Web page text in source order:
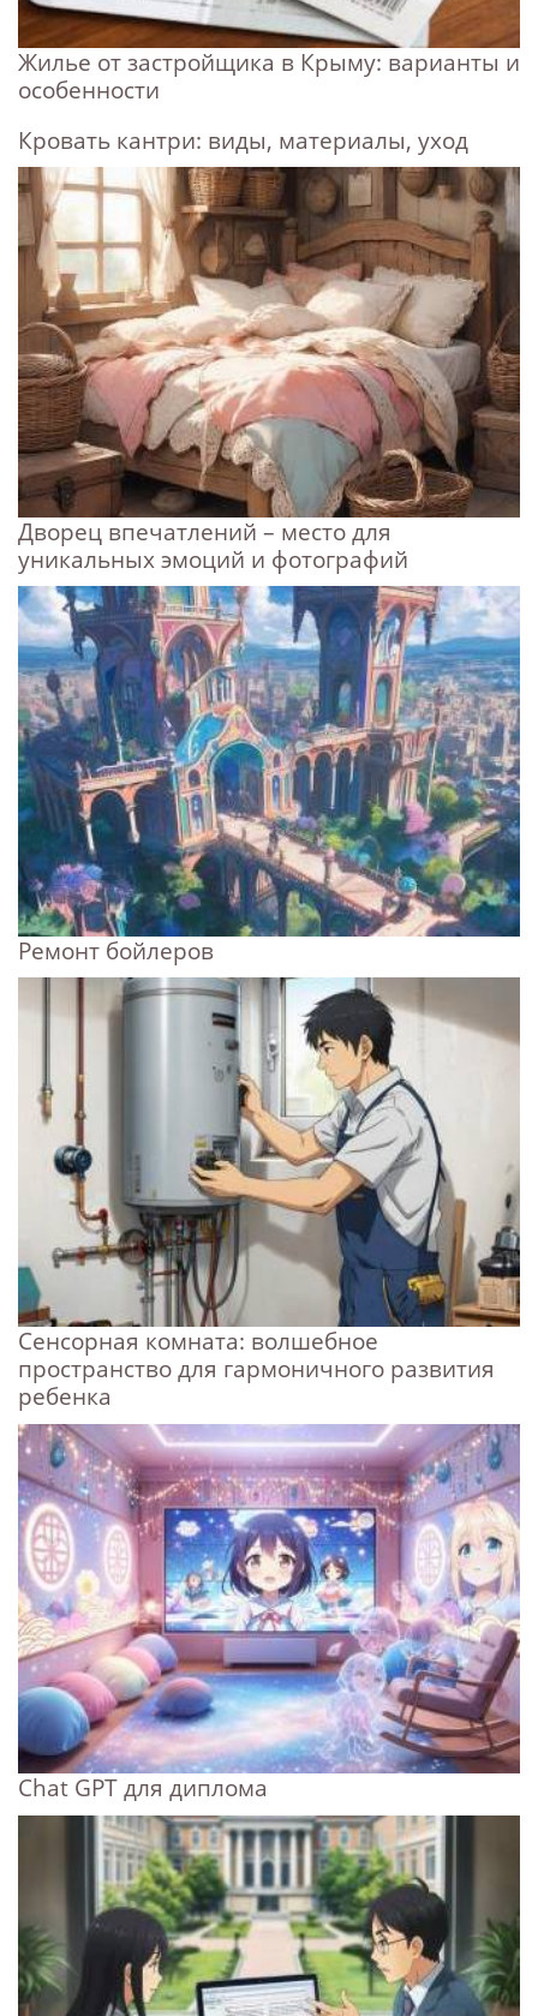
Жилье от застройщика в Крыму: варианты и
особенности
Кровать кантри: виды, материалы, уход
Дворец впечатлений – место для
уникальных эмоций и фотографий
Ремонт бойлеров
Сенсорная комната: волшебное
пространство для гармоничного развития
ребенка
Chat GPT для диплома